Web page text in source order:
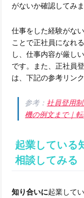
がないか確認してみま
仕事をした経験がな
ことで正社員になれ
し、仕事内容が厳し
です。また、正社員
は、下記の参考リン
参考： 社員登用
機の例文まで｜
起業している
相談してみる
知り合いに起業して